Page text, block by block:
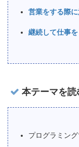
営業をする際
継続して仕事
本テーマを読
プログラミン